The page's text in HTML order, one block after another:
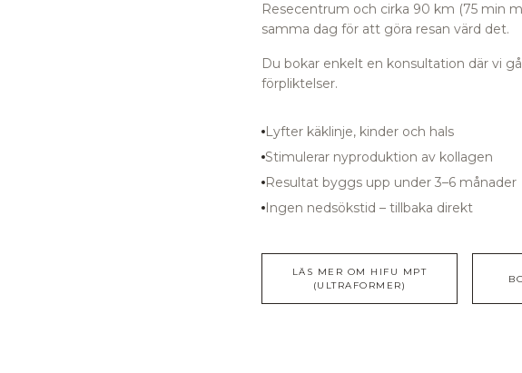
Resecentrum och cirka 90 km (75 min
samma dag för att göra resan värd det.
Du bokar enkelt en konsultation där vi
förpliktelser.
Lyfter käklinje, kinder och hals
Stimulerar nyproduktion av kollagen
Resultat byggs upp under 3–6 månader
Ingen nedsökstid – tillbaka direkt
LÄS MER OM HIFU MPT
(ULTRAFORMER)